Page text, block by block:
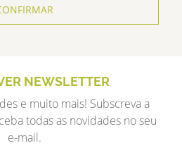
NEWSLETTER
e muito mais! Subscreva a
todas as novidades no seu
e-mail.